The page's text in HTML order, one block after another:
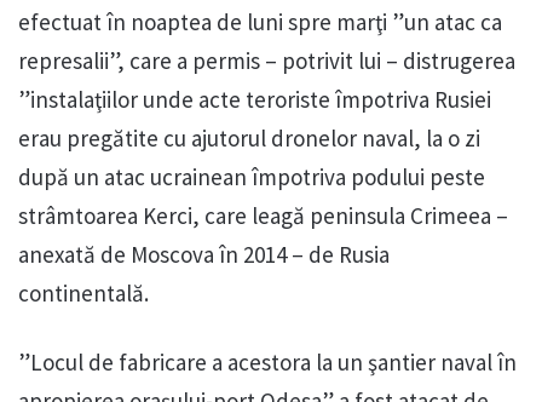
efectuat în noaptea de luni spre marţi ”un atac ca
represalii”, care a permis – potrivit lui – distrugerea
”instalaţiilor unde acte teroriste împotriva Rusiei
erau pregătite cu ajutorul dronelor naval, la o zi
după un atac ucrainean împotriva podului peste
strâmtoarea Kerci, care leagă peninsula Crimeea –
anexată de Moscova în 2014 – de Rusia
continentală.
”Locul de fabricare a acestora la un şantier naval în